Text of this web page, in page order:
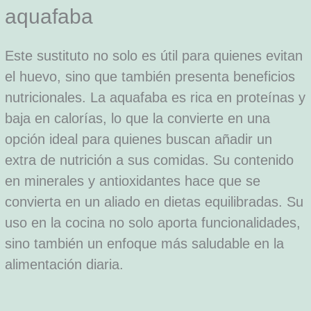
aquafaba
Este sustituto no solo es útil para quienes evitan
el huevo, sino que también presenta beneficios
nutricionales. La aquafaba es rica en proteínas y
baja en calorías, lo que la convierte en una
opción ideal para quienes buscan añadir un
extra de nutrición a sus comidas. Su contenido
en minerales y antioxidantes hace que se
convierta en un aliado en dietas equilibradas. Su
uso en la cocina no solo aporta funcionalidades,
sino también un enfoque más saludable en la
alimentación diaria.